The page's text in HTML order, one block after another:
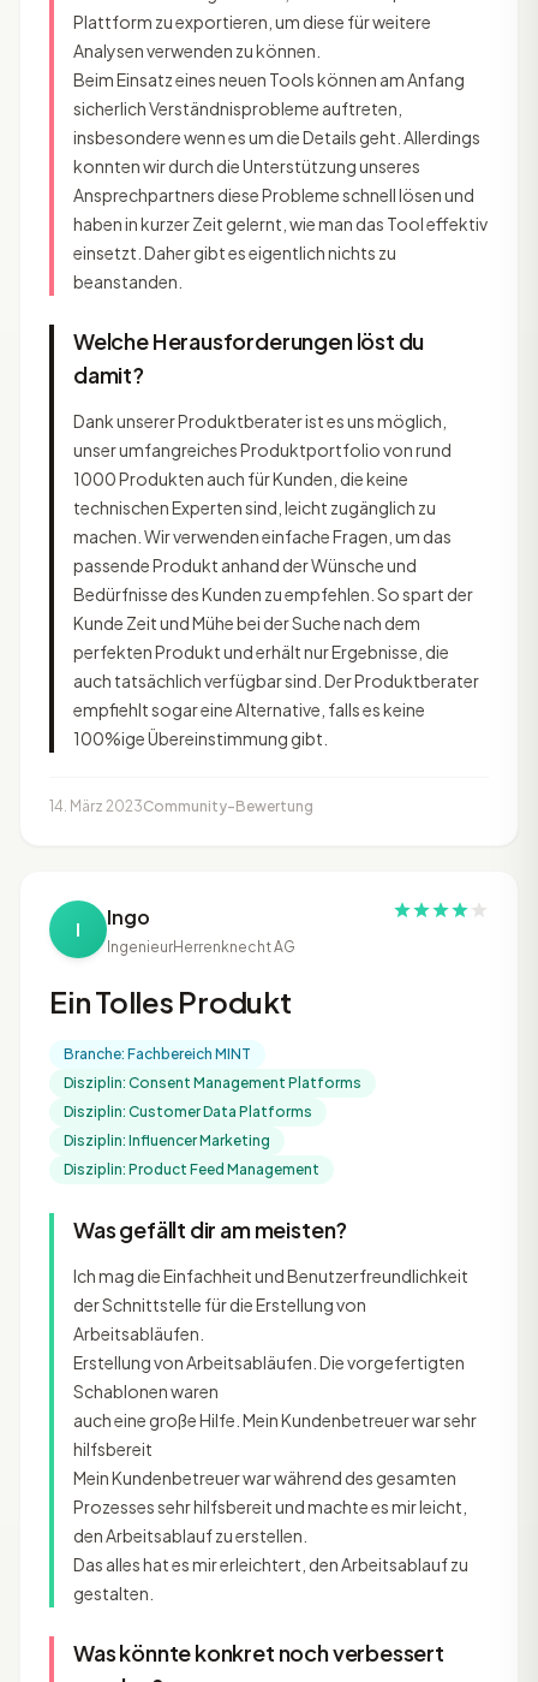
Plattform zu exportieren, um diese für weitere
Analysen verwenden zu können.
Beim Einsatz eines neuen Tools können am Anfang
sicherlich Verständnisprobleme auftreten,
insbesondere wenn es um die Details geht. Allerdings
konnten wir durch die Unterstützung unseres
Ansprechpartners diese Probleme schnell lösen und
haben in kurzer Zeit gelernt, wie man das Tool effektiv
einsetzt. Daher gibt es eigentlich nichts zu
beanstanden.
Welche Herausforderungen löst du
damit?
Dank unserer Produktberater ist es uns möglich,
unser umfangreiches Produktportfolio von rund
1000 Produkten auch für Kunden, die keine
technischen Experten sind, leicht zugänglich zu
machen. Wir verwenden einfache Fragen, um das
passende Produkt anhand der Wünsche und
Bedürfnisse des Kunden zu empfehlen. So spart der
Kunde Zeit und Mühe bei der Suche nach dem
perfekten Produkt und erhält nur Ergebnisse, die
auch tatsächlich verfügbar sind. Der Produktberater
empfiehlt sogar eine Alternative, falls es keine
100%ige Übereinstimmung gibt.
14. März 2023Community-Bewertung
I Ingo
IngenieurHerrenknecht AG
Ein Tolles Produkt
Branche: Fachbereich MINT
Disziplin: Consent Management Platforms
Disziplin: Customer Data Platforms
Disziplin: Influencer Marketing
Disziplin: Product Feed Management
Was gefällt dir am meisten?
Ich mag die Einfachheit und Benutzerfreundlichkeit
der Schnittstelle für die Erstellung von
Arbeitsabläufen.
Erstellung von Arbeitsabläufen. Die vorgefertigten
Schablonen waren
auch eine große Hilfe. Mein Kundenbetreuer war sehr
hilfsbereit
Mein Kundenbetreuer war während des gesamten
Prozesses sehr hilfsbereit und machte es mir leicht,
den Arbeitsablauf zu erstellen.
Das alles hat es mir erleichtert, den Arbeitsablauf zu
gestalten.
Was könnte konkret noch verbessert